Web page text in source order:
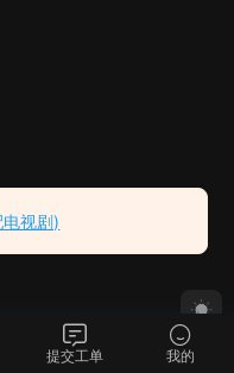
提交工单 我的
视剧)